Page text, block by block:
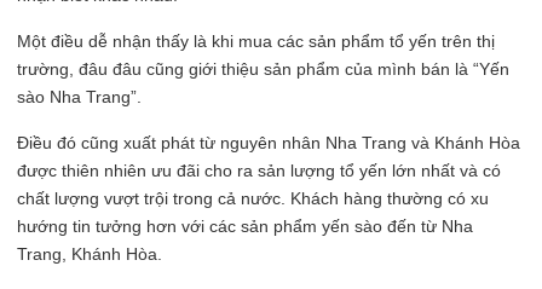
Một điều dễ nhận thấy là khi mua các sản phẩm tổ yến trên thị
trường, đâu đâu cũng giới thiệu sản phẩm của mình bán là “Yến
sào Nha Trang”.
Điều đó cũng xuất phát từ nguyên nhân Nha Trang và Khánh Hòa
được thiên nhiên ưu đãi cho ra sản lượng tổ yến lớn nhất và có
chất lượng vượt trội trong cả nước. Khách hàng thường có xu
hướng tin tưởng hơn với các sản phẩm yến sào đến từ Nha
Trang, Khánh Hòa.